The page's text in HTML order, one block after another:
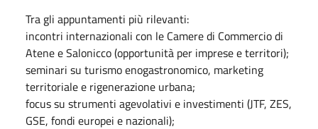
Tra gli appuntamenti più rilevanti:
incontri internazionali con le Camere di Commercio di
Atene e Salonicco (opportunità per imprese e territori);
seminari su turismo enogastronomico, marketing
territoriale e rigenerazione urbana;
focus su strumenti agevolativi e investimenti (JTF, ZES,
GSE, fondi europei e nazionali);